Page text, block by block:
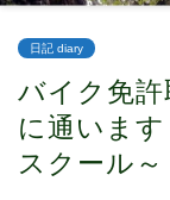
日記 diary
バイク免
に通いま
スクール～